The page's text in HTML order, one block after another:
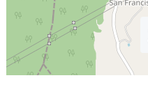
Bombas De Gasolina